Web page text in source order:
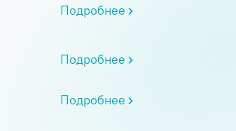
Подробнее
Подробнее
Подробнее